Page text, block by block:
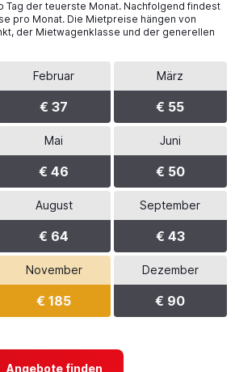
Tag der teuerste Monat. Nachfolgend findest
pro Monat. Die Mietpreise hängen von
der Mietwagenklasse und der generellen
Februar
€ 37
März
€ 55
Mai
€ 46
Juni
€ 50
August
€ 64
September
€ 43
November
€ 185
Dezember
€ 90
Angebote finden